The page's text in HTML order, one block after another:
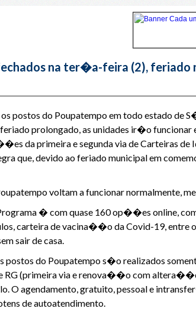
na ter�a-feira (2), feriado
postos do Poupatempo em todo estado de
prolongado, as unidades ir�o
da primeira e segunda via de
que, devido ao feriado municipal em
voltam a funcionar normalmente,
� com quase 160 op��es online,
carteira de vacina��o da Covid-19,
sair de casa.
do Poupatempo s�o realizados
RG (primeira via e renova��o com
O agendamento, gratuito, pessoal e
de autoatendimento.